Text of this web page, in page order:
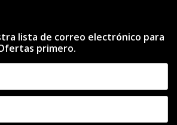
lista de correo electrónico para
primero.